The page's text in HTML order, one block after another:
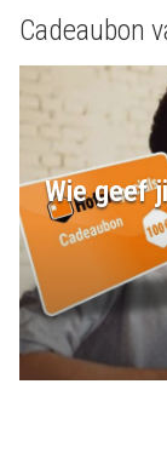
Cadeaubon
Wie geef